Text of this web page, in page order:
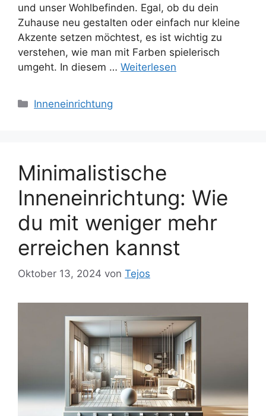
und unser Wohlbefinden. Egal, ob du dein
Zuhause neu gestalten oder einfach nur kleine
Akzente setzen möchtest, es ist wichtig zu
verstehen, wie man mit Farben spielerisch
umgeht. In diesem … Weiterlesen
Kategorien
Inneneinrichtung
Minimalistische
Inneneinrichtung: Wie
du mit weniger mehr
erreichen kannst
Oktober 13, 2024 von Tejos